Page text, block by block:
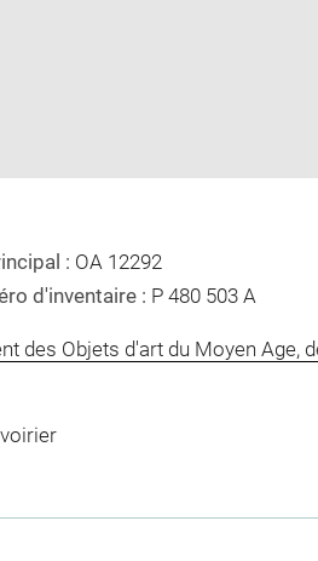
: OA 12292
d'inventaire : P 480 503 A
des Objets d'art du Moyen Age,